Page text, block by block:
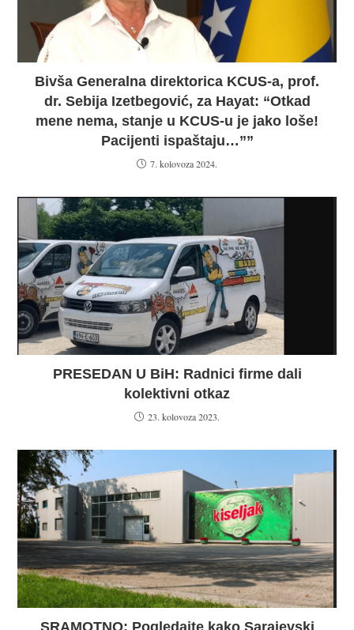
Bivša Generalna direktorica KCUS-a, prof.
dr. Sebija Izetbegović, za Hayat: “Otkad
mene nema, stanje u KCUS-u je jako loše!
Pacijenti ispaštaju…””
7. kolovoza 2024.
PRESEDAN U BiH: Radnici firme dali
kolektivni otkaz
23. kolovoza 2023.
SRAMOTNO: Pogledajte kako Sarajevski